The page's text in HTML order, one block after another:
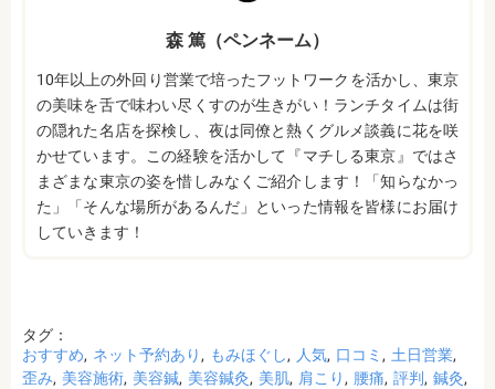
森 篤（ペンネーム）
10年以上の外回り営業で培ったフットワークを活かし、東京
の美味を舌で味わい尽くすのが生きがい！ランチタイムは街
の隠れた名店を探検し、夜は同僚と熱くグルメ談義に花を咲
かせています。この経験を活かして『マチしる東京』ではさ
まざまな東京の姿を惜しみなくご紹介します！「知らなかっ
た」「そんな場所があるんだ」といった情報を皆様にお届け
していきます！
タグ：
おすすめ
ネット予約あり もみほぐし 人気 口コミ
土日営業
歪み
美容施術 美容鍼 美容鍼灸 美肌 肩こり 腰痛 評判
鍼灸